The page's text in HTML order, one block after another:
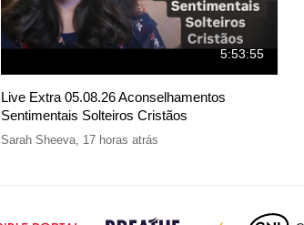
5:53:55
Live Extra 05.08.26 Aconselhamentos
Sentimentais Solteiros Cristãos
Sarah Sheeva 17 horas atrás